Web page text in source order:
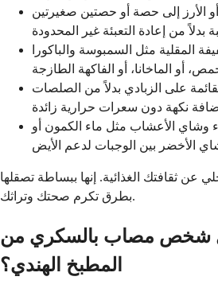
الأرز إلى حصة أو حصتين صغيرتين
بدلاً من إعادة التعبئة غير المحدودة
المقلية مثل السمبوسة والباكورا
أو الماخانا، أو الفاكهة الطازجة
على الزبادي بدلاً من الصلصات
نكهة دون سعرات حرارية زائدة
وشاي الأعشاب مثل ماء الكمون أو
الأخضر بين الوجبات لدعم الأيض
عن ثقافتك الغذائية. إنها ببساطة تصقلها
بطرق تكرم صحتك وتراثك.
شخص مصاب بالسكري من
المطبخ الهندي؟